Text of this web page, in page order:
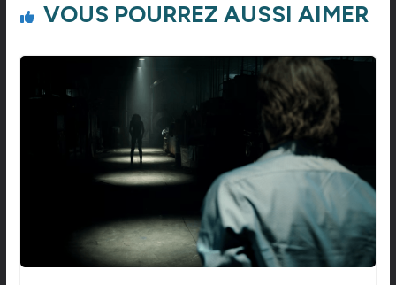
VOUS POURREZ AUSSI AIMER